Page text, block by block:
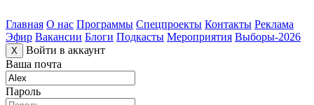
Главная О нас Программы Спецпроекты Контакты Реклама
Эфир Вакансии Блоги Подкасты Мероприятия Выборы-2026
X
Войти в аккаунт
Ваша почта
Пароль